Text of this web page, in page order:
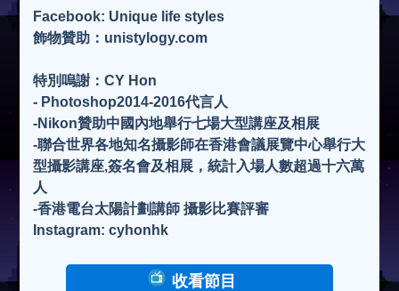
Facebook: Unique life styles
飾物贊助：unistylogy.com
特別嗚謝：CY Hon
- Photoshop2014-2016代言人
-Nikon贊助中國內地舉行七場大型講座及相展
-聯合世界各地知名攝影師在香港會議展覽中心舉行大
型攝影講座,簽名會及相展，統計入場人數超過十六萬
人
-香港電台太陽計劃講師 攝影比賽評審
Instagram: cyhonhk
收看節目